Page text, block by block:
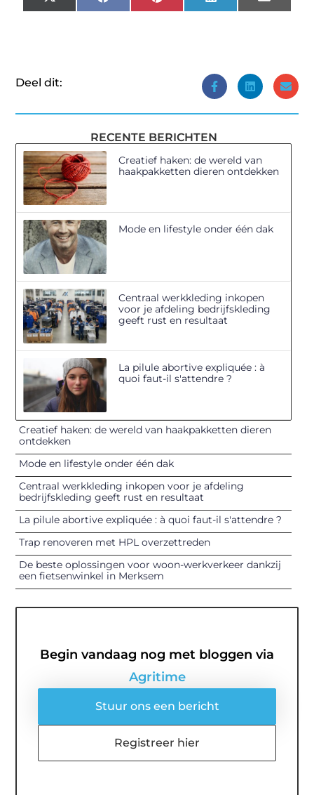
(Twitter)
Deel dit:
RECENTE BERICHTEN
Creatief haken: de wereld van
haakpakketten dieren ontdekken
Mode en lifestyle onder één dak
Centraal werkkleding inkopen
voor je afdeling bedrijfskleding
geeft rust en resultaat
La pilule abortive expliquée : à
quoi faut-il s'attendre ?
Creatief haken: de wereld van haakpakketten dieren
ontdekken
Mode en lifestyle onder één dak
Centraal werkkleding inkopen voor je afdeling
bedrijfskleding geeft rust en resultaat
La pilule abortive expliquée : à quoi faut-il s'attendre ?
Trap renoveren met HPL overzettreden
De beste oplossingen voor woon-werkverkeer dankzij
een fietsenwinkel in Merksem
Begin vandaag nog met bloggen via
Agritime
Stuur ons een bericht
Registreer hier